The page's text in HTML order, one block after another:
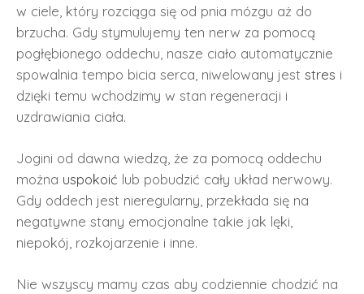
w ciele, który rozciąga się od pnia mózgu aż do
brzucha. Gdy stymulujemy ten nerw za pomocą
pogłębionego oddechu, nasze ciało automatycznie
spowalnia tempo bicia serca, niwelowany jest stres i
dzięki temu wchodzimy w stan regeneracji i
uzdrawiania ciała.
Jogini od dawna wiedzą, że za pomocą oddechu
można uspokoić lub pobudzić cały układ nerwowy.
Gdy oddech jest nieregularny, przekłada się na
negatywne stany emocjonalne takie jak lęki,
niepokój, rozkojarzenie i inne.
Nie wszyscy mamy czas aby codziennie chodzić na